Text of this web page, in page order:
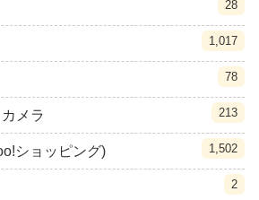
28
1,017
78
メラ 213
ショッピング) 1,502
2